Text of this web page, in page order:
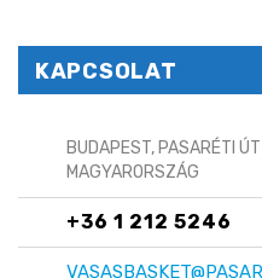
KAPCSOLAT
BUDAPEST, PASARÉTI
MAGYARORSZÁG
+36 1 212 5246